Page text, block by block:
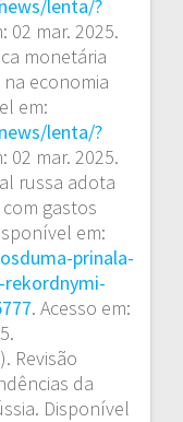
lenta/?
02 mar. 2025.
monetária
economia
em:
lenta/?
02 mar. 2025.
russa adota
gastos
em:
prinala-
. Acesso em:
Revisão
da
Disponível